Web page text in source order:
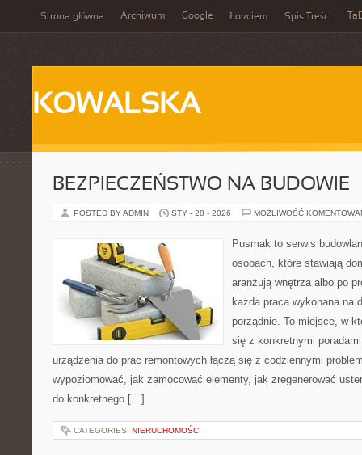
Strona główna Archiwum Google Łokciem Spis Treści
KOWALSKA
BEZPIECZEŃSTWO NA BUDOWIE
POSTED BY ADMIN STY - 28 - 2026 MOŻLIWOŚĆ
Pusmak to serwis
osobach, które stawiają
aranżują wnętrza albo po
każda praca wykonana na
porządnie. To miejsce, w
się z konkretnymi
urządzenia do prac remontowych łączą się z codziennymi
wypoziomować, jak zamocować elementy, jak zregenerować
do konkretnego […]
CATEGORIES: NIERUCHOMOŚCI